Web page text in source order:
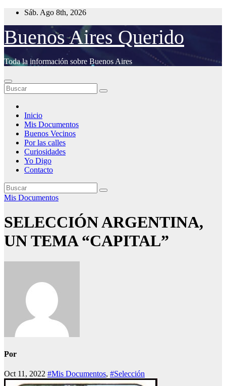
Saltar
contenido
Sáb. Ago 8th, 2026
Buenos Aires Querido
Toda la información sobre Buenos Aires
Inicio
Mis Documentos
Buenos Vecinos
Por las calles
Curiosidades
Yo Digo
Contacto
Mis Documentos
SELECCIÓN ARGENTINA,
UN TEMA “CAPITAL”
Por
Oct 11, 2022 #Mis Documentos, #Selección